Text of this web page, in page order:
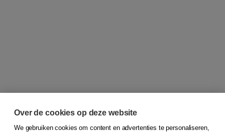
Over de cookies op deze website
We gebruiken cookies om content en advertenties te personaliseren,